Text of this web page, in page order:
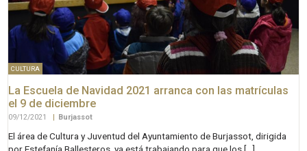
CULTURA
La Escuela de Navidad 2021 arranca con las matrículas
el 9 de diciembre
09/12/2021 | Burjassot
El área de Cultura y Juventud del Ayuntamiento de Burjassot, dirigida
por Estefanía Ballesteros, ya está trabajando para que los […]